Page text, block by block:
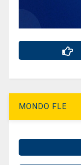
MONDO FLE